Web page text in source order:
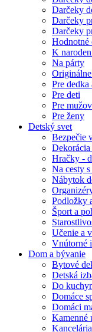
Darčeky
Darčeky
Darčeky
Hodnotné
K
Na párty
Pre dedka
Pre deti
Pre mužov
Pre ženy
Detský svet
Bezpečie
Hračky -
Na cesty
Nábytok
Podložky
Šport a
Učenie a
Vnútorné
Dom a bývanie
Bytové
Detská
Do
Domáce
Domáci
Kamenné
Kancelária